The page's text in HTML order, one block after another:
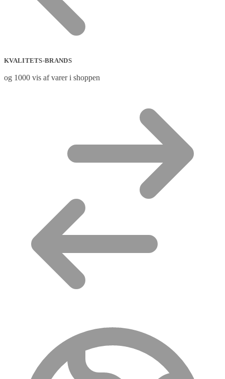
KVALITETS-BRANDS
og 1000 vis af varer i shoppen